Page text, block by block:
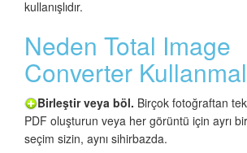
kullanışlıdır.
Neden Total Image
Converter
Birleştir veya böl. Birçok fotoğraftan
PDF oluşturun veya her görüntü için ayrı
seçim sizin, aynı sihirbazda.